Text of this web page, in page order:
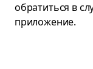
обратиться в
приложение.